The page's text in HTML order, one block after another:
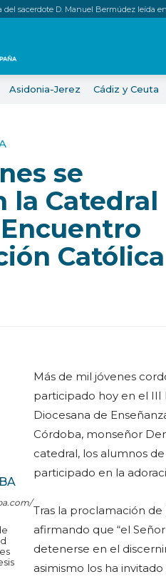
del sacerdote D. Manuel Bermúdez leída
Asidonia-Jerez Cádiz y Ceuta
se
la Catedral
Católica
Más de mil jóvenes
participado hoy en el III
Diocesana de
Córdoba, monseñor
catedral, los alumnos de
participado en la
Tras la proclamación de
afirmando que “el
detenerse en el
asimismo los ha